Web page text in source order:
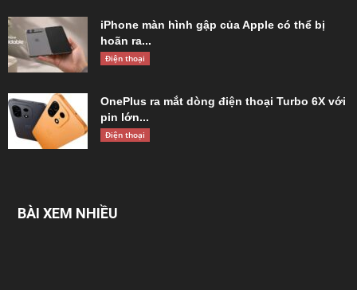
iPhone màn hình gập của Apple có thể bị
hoãn ra...
Điện thoại
OnePlus ra mắt dòng điện thoại Turbo 6X với
pin lớn...
Điện thoại
BÀI XEM NHIỀU